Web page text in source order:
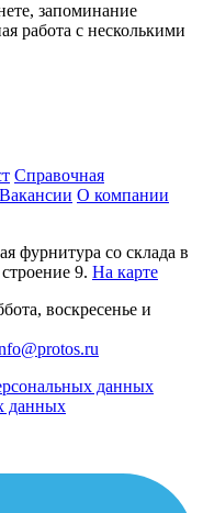
запоминание
работа с несколькими
Справочная
Вакансии О компании
фурнитура со склада в
9. На карте
воскресенье и
данных
данных